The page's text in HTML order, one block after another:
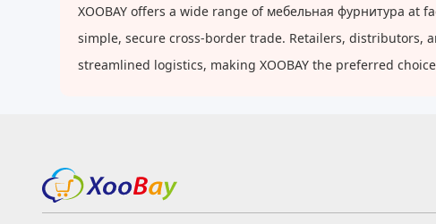
XOOBAY offers a wide range of мебельная фурнитура
simple, secure cross-border trade. Retailers,
streamlined logistics, making XOOBAY the preferred